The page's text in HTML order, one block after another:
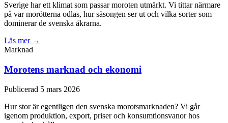
Sverige har ett klimat som passar moroten utmärkt. Vi tittar närmare
på var morötterna odlas, hur säsongen ser ut och vilka sorter som
dominerar de svenska åkrarna.
Läs mer →
Marknad
Morotens marknad och ekonomi
Publicerad 5 mars 2026
Hur stor är egentligen den svenska morotsmarknaden? Vi går
igenom produktion, export, priser och konsumtionsvanor hos